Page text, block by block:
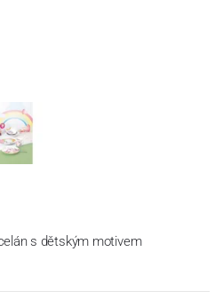
s dětským motivem